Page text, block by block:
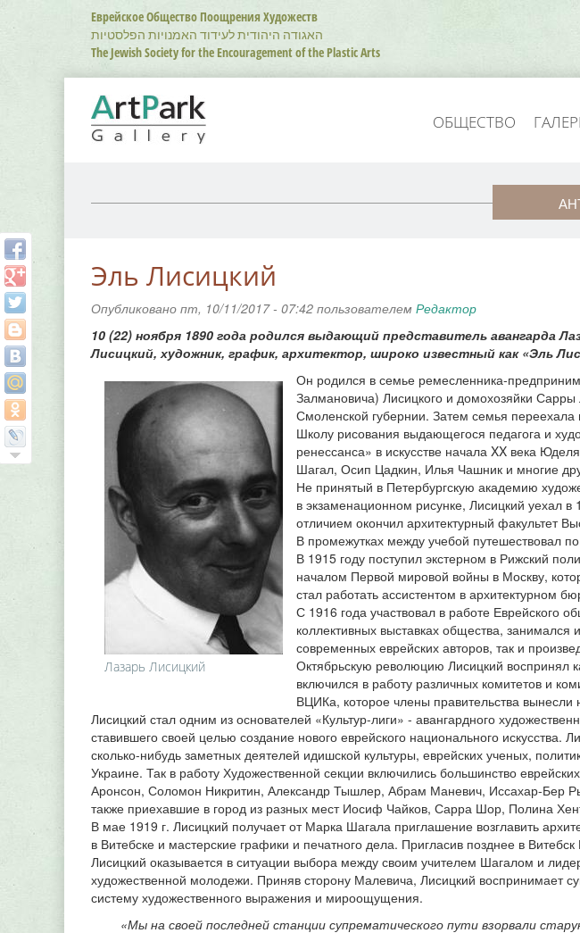
Еврейское Общество Поощрения Художеств
האגודה היהודית לעידוד האמנויות הפלסטיות
The Jewish Society for the Encouragement of the Plastic Arts
ОБЩЕСТВО
Эль Лисицкий
Опубликовано пт, 10/11/2017 - 07:42 пользователем Редактор
10 (22) ноября 1890 года родился выдающий представитель авангарда
Лисицкий, художник, график, архитектор, широко известный как «Эль
Лазарь Лисицкий
Он родился в семье ремесленника-
Залмановича) Лисицкого и домохозяйки
Смоленской губернии. Затем семья переехала
Школу рисования выдающегося педагога и
ренессанса» в искусстве начала XX века
Шагал, Осип Цадкин, Илья Чашник и многие
Не принятый в Петербургскую академию
в экзаменационном рисунке, Лисицкий уехал в
отличием окончил архитектурный факультет
В промежутках между учебой путешествовал
В 1915 году поступил экстерном в Рижский
началом Первой мировой войны в Москву,
стал работать ассистентом в архитектурном
С 1916 года участвовал в работе Еврейского
коллективных выставках общества,
современных еврейских авторов, так и
Октябрьскую революцию Лисицкий воспринял
включился в работу различных комитетов и
ВЦИКа, которое члены правительства
Лисицкий стал одним из основателей «Культур-лиги» - авангардного
ставившего своей целью создание нового еврейского национального искусства.
сколько-нибудь заметных деятелей идишской культуры, еврейских ученых,
Украине. Так в работу Художественной секции включились большинство
Аронсон, Соломон Никритин, Александр Тышлер, Абрам Маневич, Иссахар-Бер
также приехавшие в город из разных мест Иосиф Чайков, Сарра Шор, Полина
В мае 1919 г. Лисицкий получает от Марка Шагала приглашение возглавить
в Витебске и мастерские графики и печатного дела. Пригласив позднее в
Лисицкий оказывается в ситуации выбора между своим учителем Шагалом и
художественной молодежи. Приняв сторону Малевича, Лисицкий воспринимает
систему художественного выражения и мироощущения.
«Мы на своей последней станции супрематического пути взорвали